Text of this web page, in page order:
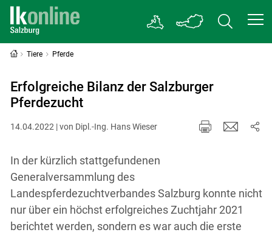
Tiere Pferde
Erfolgreiche Bilanz der Salzburger
Pferdezucht
14.04.2022 | von Dipl.-Ing. Hans Wieser
In der kürzlich stattgefundenen
Generalversammlung des
Landespferdezuchtverbandes Salzburg konnte nicht
nur über ein höchst erfolgreiches Zuchtjahr 2021
berichtet werden, sondern es war auch die erste